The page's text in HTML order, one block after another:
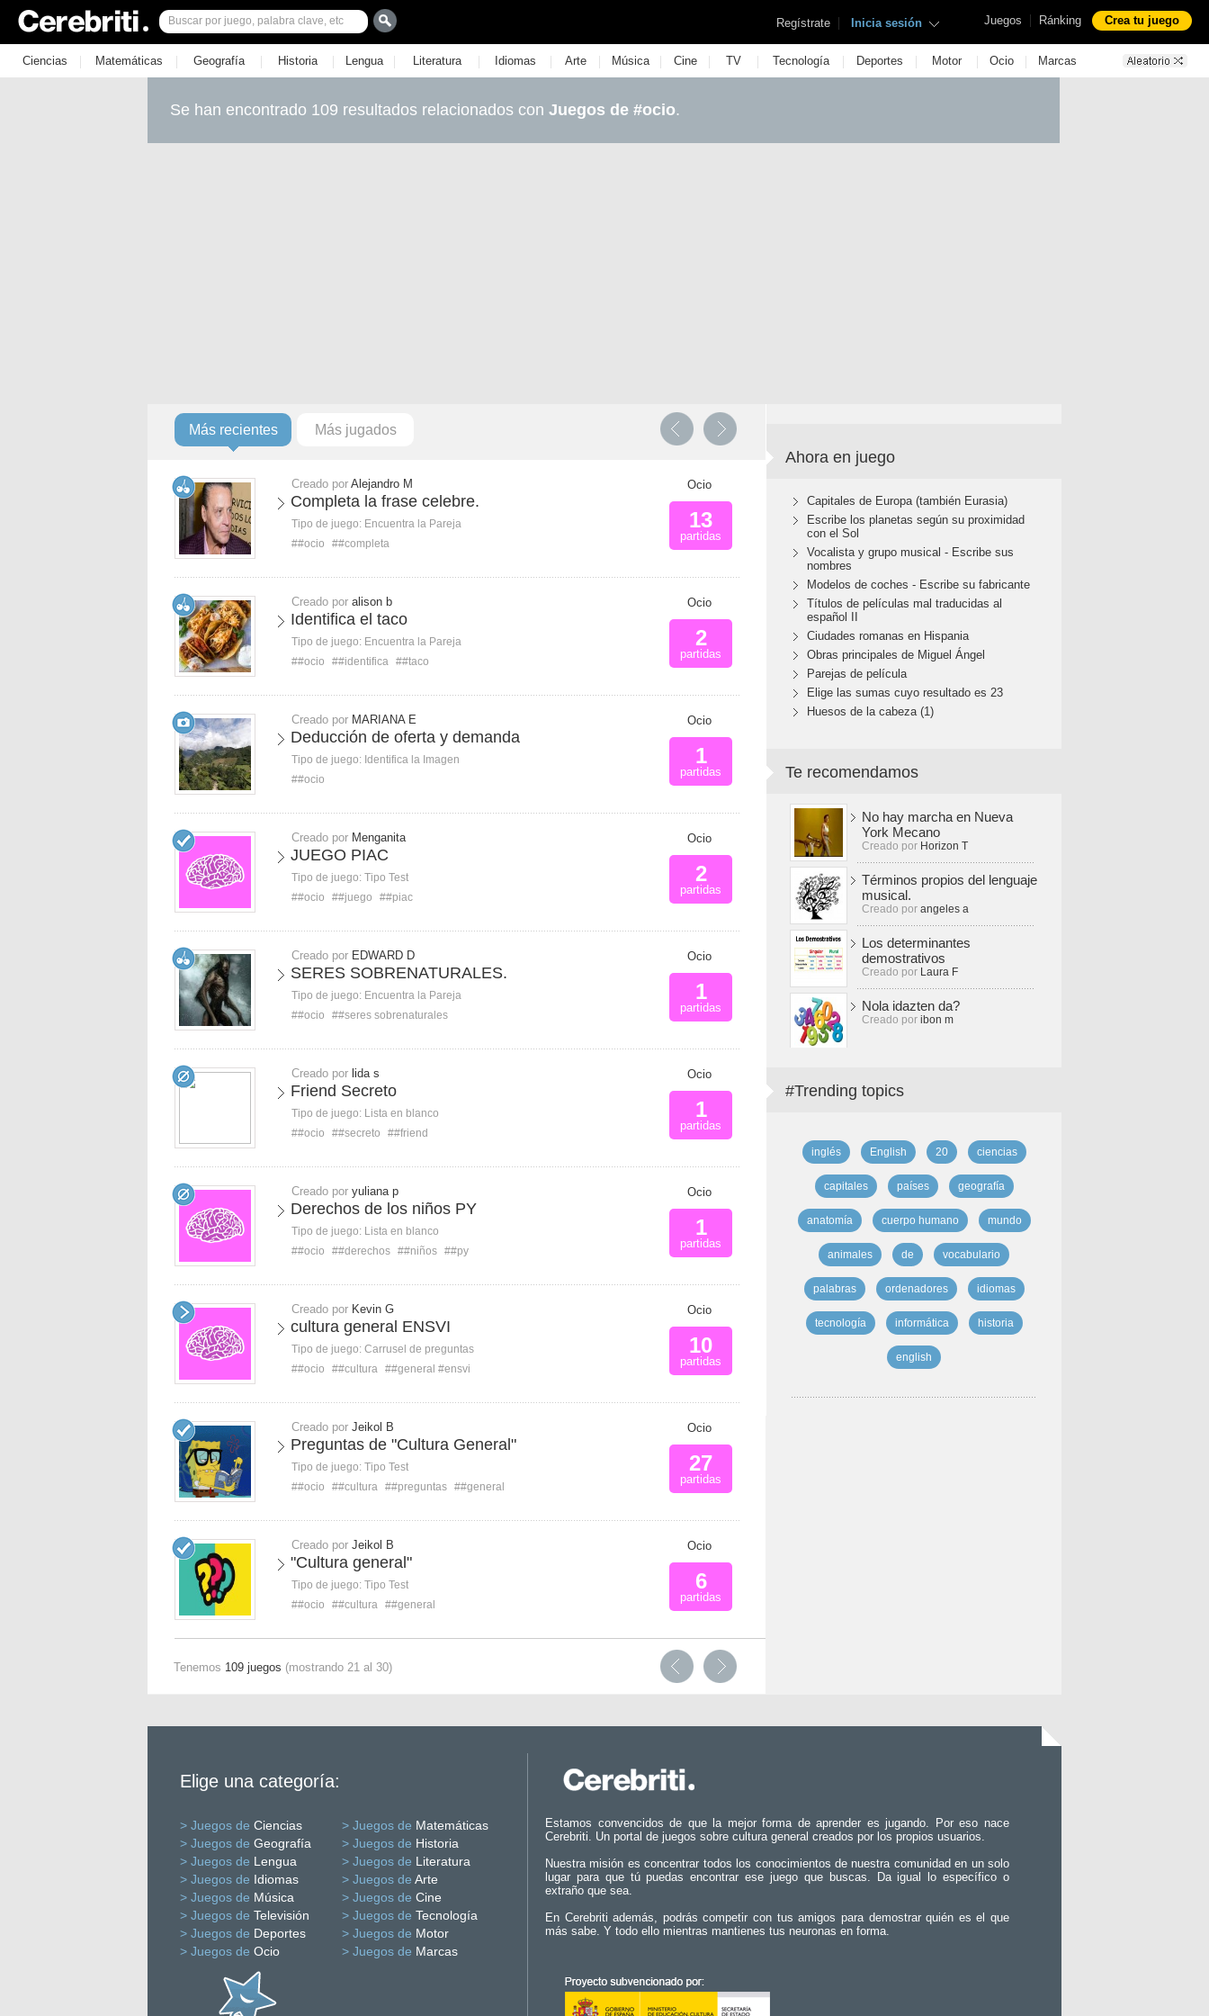
Juegos | Ránking Crea tu juego
Regístrate | Inicia sesión
Ciencias | Matemáticas | Geografía | Historia | Lengua | Literatura | Idiomas | Arte | Música | Cine | TV | Tecnología | Deportes | Motor | Ocio | Marcas
Se han encontrado 109 resultados relacionados con Juegos de #ocio.
Más recientes Más jugados
Creado por Alejandro M
Completa la frase celebre.
Tipo de juego: Encuentra la Pareja
##ocio
##completa
Ocio
13
partidas
Creado por alison b
Identifica el taco
Tipo de juego: Encuentra la Pareja
##ocio
##identifica ##taco
Ocio
2
partidas
Creado por MARIANA E
Deducción de oferta y demanda
Tipo de juego: Identifica la Imagen
##ocio
Ocio
1
partidas
Creado por Menganita
JUEGO PIAC
Tipo de juego: Tipo Test
##ocio
##juego ##piac
Ocio
2
partidas
Creado por EDWARD D
SERES SOBRENATURALES.
Tipo de juego: Encuentra la Pareja
##ocio
##seres sobrenaturales
Ocio
1
partidas
Creado por lida s
Friend Secreto
Tipo de juego: Lista en blanco
##ocio
##secreto ##friend
Ocio
1
partidas
Creado por yuliana p
Derechos de los niños PY
Tipo de juego: Lista en blanco
##ocio
##derechos ##niños ##py
Ocio
1
partidas
Creado por Kevin G
cultura general ENSVI
Tipo de juego: Carrusel de preguntas
##ocio
##cultura ##general #ensvi
Ocio
10
partidas
Creado por Jeikol B
Preguntas de "Cultura General"
Tipo de juego: Tipo Test
##ocio
##cultura ##preguntas ##general
Ocio
27
partidas
Creado por Jeikol B
"Cultura general"
Tipo de juego: Tipo Test
##ocio
##cultura ##general
Ocio
6
partidas
Tenemos 109 juegos (mostrando 21 al 30)
Ahora en juego
Capitales de Europa (también Eurasia)
Escribe los planetas según su proximidad
con el Sol
Vocalista y grupo musical - Escribe sus
nombres
Modelos de coches - Escribe su fabricante
Títulos de películas mal traducidas al
español II
Ciudades romanas en Hispania
Obras principales de Miguel Ángel
Parejas de película
Elige las sumas cuyo resultado es 23
Huesos de la cabeza (1)
Te recomendamos
No hay marcha en Nueva
York Mecano
Creado por Horizon T
Términos propios del lenguaje
musical.
Creado por angeles a
Los determinantes
demostrativos
Creado por Laura F
Nola idazten da?
Creado por ibon m
#Trending topics
inglés English 20 ciencias
capitales países geografía
anatomía cuerpo humano mundo
animales de vocabulario
palabras ordenadores idiomas
tecnología informática historia
english
Elige una categoría:
> Juegos de Ciencias > Juegos de Matemáticas
> Juegos de Geografía > Juegos de Historia
> Juegos de Lengua > Juegos de Literatura
> Juegos de Idiomas > Juegos de Arte
> Juegos de Música > Juegos de Cine
> Juegos de Televisión > Juegos de Tecnología
> Juegos de Deportes > Juegos de Motor
> Juegos de Ocio > Juegos de Marcas
Estamos convencidos de que la mejor forma de aprender es jugando. Por eso nace
Cerebriti. Un portal de juegos sobre cultura general creados por los propios usuarios.
Nuestra misión es concentrar todos los conocimientos de nuestra comunidad en un solo
lugar para que tú puedas encontrar ese juego que buscas. Da igual lo específico o
extraño que sea.
En Cerebriti además, podrás competir con tus amigos para demostrar quién es el que
más sabe. Y todo ello mientras mantienes tus neuronas en forma.